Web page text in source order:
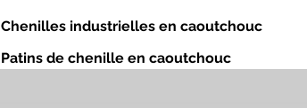
Chenilles industrielles en caoutchouc
Patins de chenille en caoutchouc